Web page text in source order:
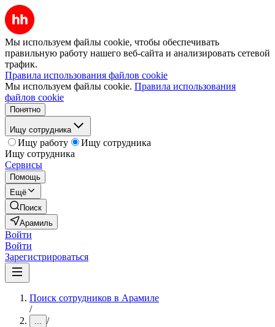
Мы используем файлы cookie, чтобы обеспечивать
правильную работу нашего веб-сайта и анализировать сетевой
трафик.
Правила использования файлов cookie
Мы используем файлы cookie. Правила использования
файлов cookie
Понятно
Ищу сотрудника
Ищу работу
Ищу сотрудника
Ищу сотрудника
Сервисы
Помощь
Ещё
Поиск
Арамиль
Войти
Войти
Зарегистрироваться
Поиск сотрудников в Арамиле
/
... /